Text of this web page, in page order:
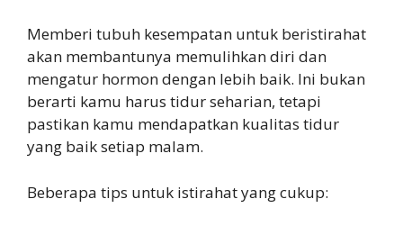
Memberi tubuh kesempatan untuk beristirahat
akan membantunya memulihkan diri dan
mengatur hormon dengan lebih baik. Ini bukan
berarti kamu harus tidur seharian, tetapi
pastikan kamu mendapatkan kualitas tidur
yang baik setiap malam.
Beberapa tips untuk istirahat yang cukup: